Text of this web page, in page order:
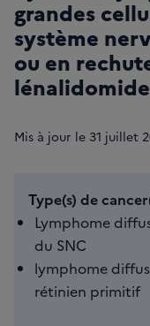
grandes
système
ou en
Mis à jour le 31 juillet
Type(s) de
Lymphome
du SNC
lymphome
rétinien primitif